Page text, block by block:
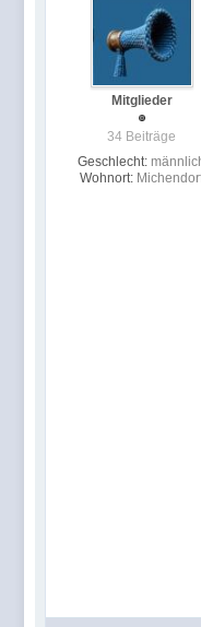
Mitglieder
34 Beiträge
Geschlecht:
Wohnort: